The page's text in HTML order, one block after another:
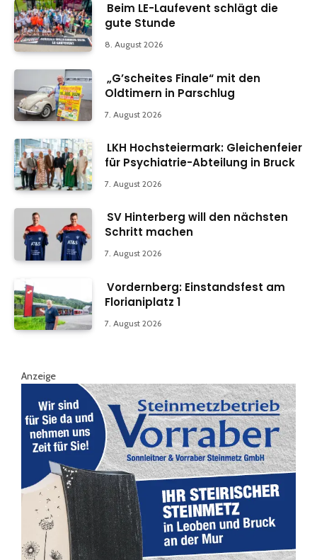
Beim LE-Laufevent schlägt die
gute Stunde
8. August 2026
„G’scheites Finale“ mit den
Oldtimern in Parschlug
7. August 2026
LKH Hochsteiermark: Gleichenfeier
für Psychiatrie-Abteilung in Bruck
7. August 2026
SV Hinterberg will den nächsten
Schritt machen
7. August 2026
Vordernberg: Einstandsfest am
Florianiplatz 1
7. August 2026
Anzeige